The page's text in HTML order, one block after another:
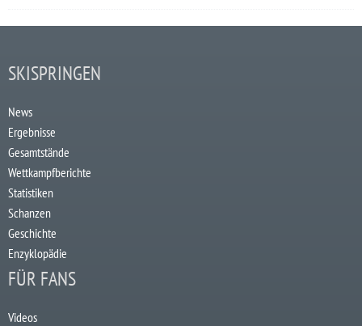
SKISPRINGEN
News
Ergebnisse
Gesamtstände
Wettkampfberichte
Statistiken
Schanzen
Geschichte
Enzyklopädie
FÜR FANS
Videos